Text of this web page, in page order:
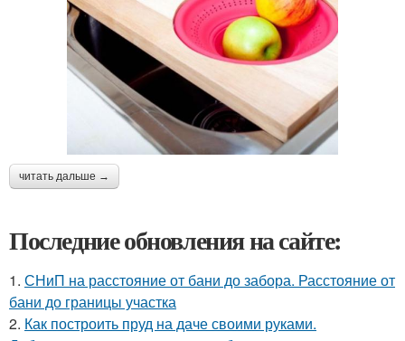
читать дальше →
Последние обновления на сайте:
1. СНиП на расстояние от бани до забора. Расстояние от
бани до границы участка
2. Как построить пруд на даче своими руками.